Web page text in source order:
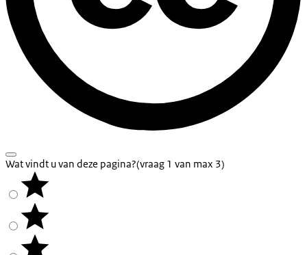
Wat vindt u van deze pagina?(vraag 1 van max 3)